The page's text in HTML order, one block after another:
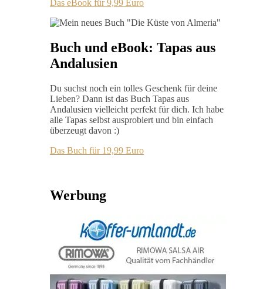
Das eBook für 9,99 Euro
Buch und eBook: Tapas aus
Andalusien
Du suchst noch ein tolles Geschenk für deine
Lieben? Dann ist das Buch Tapas aus
Andalusien vielleicht perfekt für dich. Ich habe
alle Tapas selbst ausprobiert und bin einfach
überzeugt davon :)
Das Buch für 19,99 Euro
Werbung